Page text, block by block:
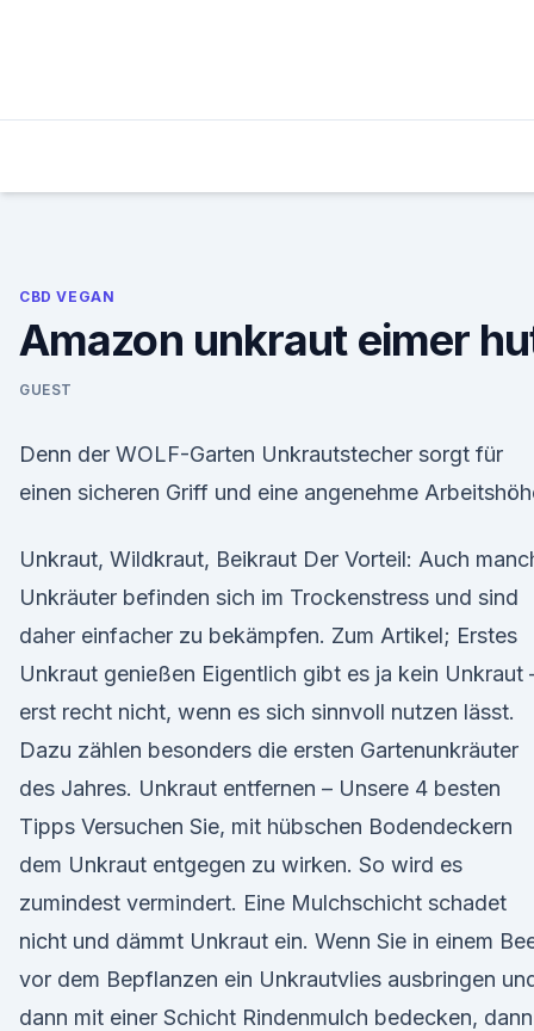
CBD VEGAN
Amazon unkraut eimer
GUEST
Denn der WOLF-Garten Unkrautstecher sorgt für
einen sicheren Griff und eine angenehme
Unkraut, Wildkraut, Beikraut Der Vorteil: Auch
Unkräuter befinden sich im Trockenstress und sind
daher einfacher zu bekämpfen. Zum Artikel; Erstes
Unkraut genießen Eigentlich gibt es ja kein Unkraut
erst recht nicht, wenn es sich sinnvoll nutzen lässt.
Dazu zählen besonders die ersten Gartenunkräuter
des Jahres. Unkraut entfernen – Unsere 4 besten
Tipps Versuchen Sie, mit hübschen Bodendeckern
dem Unkraut entgegen zu wirken. So wird es
zumindest vermindert. Eine Mulchschicht schadet
nicht und dämmt Unkraut ein. Wenn Sie in einem
vor dem Bepflanzen ein Unkrautvlies ausbringen
dann mit einer Schicht Rindenmulch bedecken, dann